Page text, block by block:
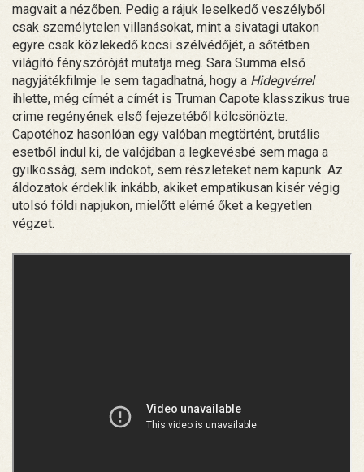
magvait a nézőben. Pedig a rájuk leselkedő veszélyből
csak személytelen villanásokat, mint a sivatagi utakon
egyre csak közlekedő kocsi szélvédőjét, a sőtétben
világító fényszóróját mutatja meg. Sara Summa első
nagyjátékfilmje le sem tagadhatná, hogy a Hidegvérrel
ihlette, még címét a címét is Truman Capote klasszikus true
crime regényének első fejezetéből kölcsönözte.
Capotéhoz hasonlóan egy valóban megtörtént, brutális
esetből indul ki, de valójában a legkevésbé sem maga a
gyilkosság, sem indokot, sem részleteket nem kapunk. Az
áldozatok érdeklik inkább, akiket empatikusan kisér végig
utolsó földi napjukon, mielőtt elérné őket a kegyetlen
végzet.